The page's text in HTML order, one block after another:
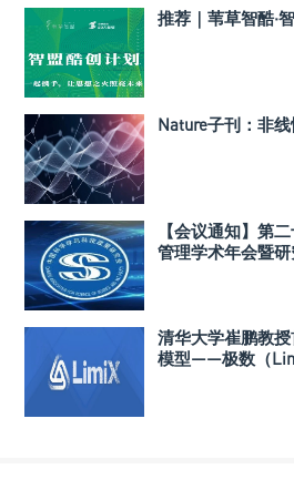
推荐｜苇草智酷·
Nature子刊：非
【会议通知】第
管理学术年会暨
清华大学崔鹏教
模型——极数（